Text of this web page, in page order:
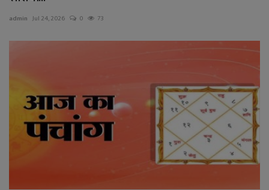
admin Jul 24, 2026 0 73